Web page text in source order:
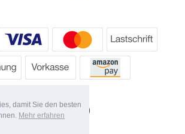
damit Sie den besten
Mehr erfahren